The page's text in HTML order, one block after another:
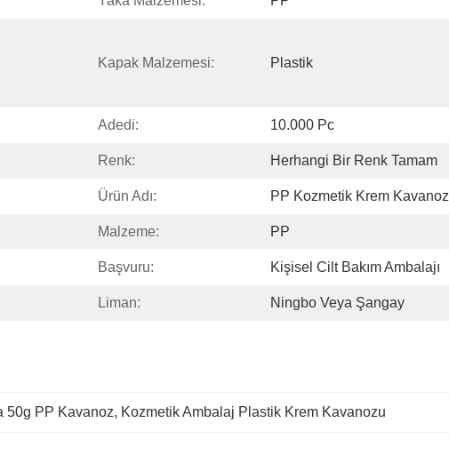
Kapak Malzemesi: Plastik
Adedi: 10.000 Pc
Renk: Herhangi Bir Renk Tamam
Ürün Adı: PP Kozmetik Krem Kavanoz
Malzeme: PP
Başvuru: Kişisel Cilt Bakım Ambalajı
Liman: Ningbo Veya Şangay
50g PP Kavanoz, Kozmetik Ambalaj Plastik Krem Kavanozu